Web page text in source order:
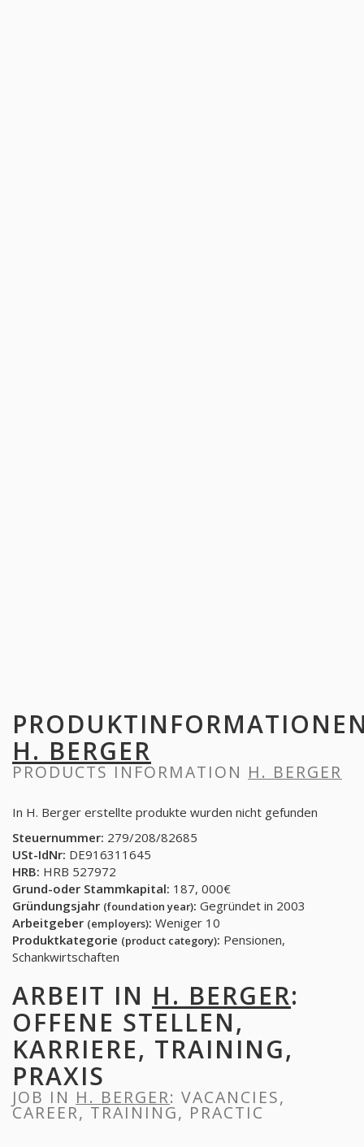
H. BERGER
PRODUCTS INFORMATION H. BERGER
In H. Berger erstellte produkte wurden nicht gefunden
Steuernummer: 279/208/82685
USt-IdNr: DE916311645
HRB: HRB 527972
Grund-oder Stammkapital: 187, 000€
Gründungsjahr (foundation year): Gegründet in 2003
Arbeitgeber (employers): Weniger 10
Produktkategorie (product category): Pensionen,
Schankwirtschaften
ARBEIT IN H. BERGER:
OFFENE STELLEN,
KARRIERE, TRAINING,
PRAXIS
JOB IN H. BERGER: VACANCIES,
CAREER, TRAINING, PRACTIC